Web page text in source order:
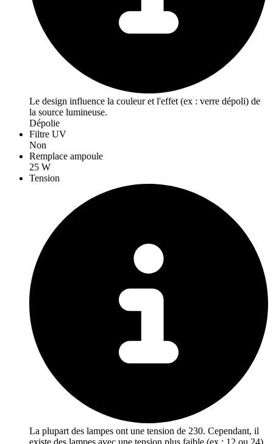
Le design influence la couleur et l'effet (ex : verre dépoli) de
la source lumineuse.
Dépolie
Filtre UV
Non
Remplace ampoule
25 W
Tension
La plupart des lampes ont une tension de 230. Cependant, il
existe des lampes avec une tension plus faible (ex : 12 ou 24),